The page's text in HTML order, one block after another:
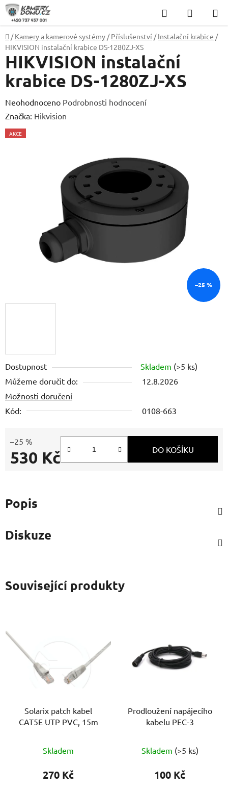
Přejít
obsah
Hledat
KOŠÍK
Domů
/ Kamery a kamerové systémy / Příslušenství / Instalační krabice /
HIKVISION instalační krabice DS-1280ZJ-XS
Dostupnost Skladem (>5 ks)
Můžeme doručit do:
12.8.2026
Možnosti doručení
Kód:
0108-663
–25 %
530 Kč DO KOŠÍKU
HIKVISION instalační
krabice DS-1280ZJ-XS
Průměrné
hodnocení
produktu
Neohodnoceno Podrobnosti hodnocení
Značka: Hikvision
AKCE
–25 %
Popis
Diskuze
Související produkty
Solarix patch kabel
CAT5E UTP PVC, 15m
Skladem
270 Kč
Prodloužení napájecího
kabelu PEC-3
Skladem (>5 ks)
100 Kč